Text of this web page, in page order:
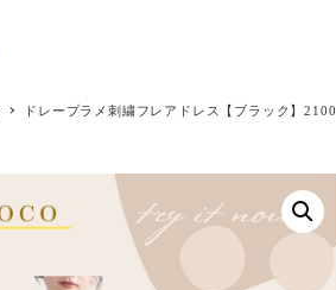
ドレープラメ刺繍フレアドレス【ブラック】2100